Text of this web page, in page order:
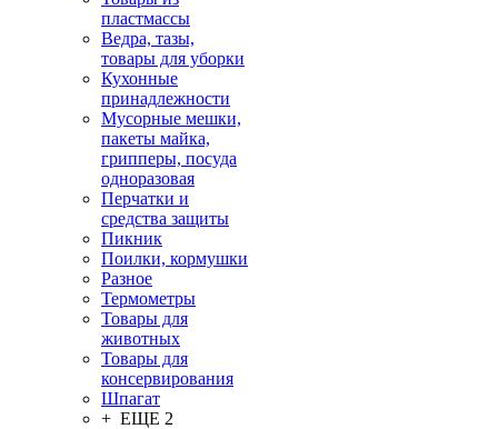
пластмассы
Ведра, тазы,
товары для уборки
Кухонные
принадлежности
Мусорные мешки,
пакеты майка,
грипперы, посуда
одноразовая
Перчатки и
средства защиты
Пикник
Поилки, кормушки
Разное
Термометры
Товары для
животных
Товары для
консервирования
Шпагат
+ ЕЩЕ 2